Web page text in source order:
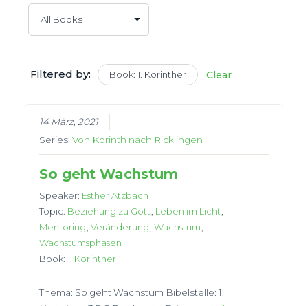
Filtered by: Book: 1. Korinther Clear
14 März, 2021
Series:Von Korinth nach Ricklingen
So geht Wachstum
Speaker: Esther Atzbach
Topic: Beziehung zu Gott Leben im Licht
Mentoring ,Veränderung ,Wachstum
Wachstumsphasen
Book:1. Korinther
Thema: So geht Wachstum Bibelstelle: 1.